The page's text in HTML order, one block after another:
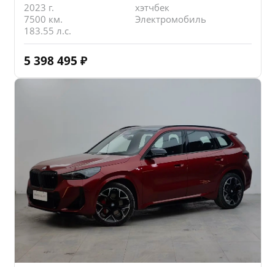
2023 г.
хэтчбек
7500 км.
Электромобиль
183.55 л.с.
5 398 495 ₽